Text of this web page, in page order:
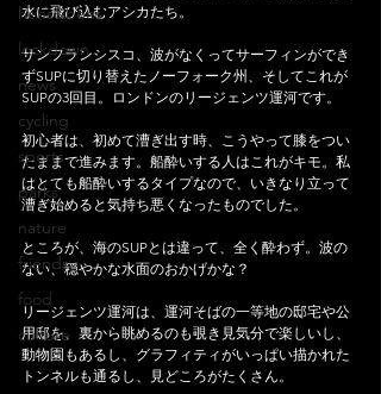
hens&bees
lockdown
news
cycling
sports
parks
nature
friends
food
culture
水に飛び込むアシカたち。
サンフランシスコ、波がなくってサーフィンができ
ずSUPに切り替えたノーフォーク州、そしてこれが
SUPの3回目。ロンドンのリージェンツ運河です。
初心者は、初めて漕ぎ出す時、こうやって膝をつい
たままで進みます。船酔いする人はこれがキモ。私
はとても船酔いするタイプなので、いきなり立って
漕ぎ始めると気持ち悪くなったものでした。
ところが、海のSUPとは違って、全く酔わず。波の
ない、穏やかな水面のおかげかな？
リージェンツ運河は、運河そばの一等地の邸宅や公
用邸を、裏から眺めるのも覗き見気分で楽しいし、
動物園もあるし、グラフィティがいっぱい描かれた
トンネルも通るし、見どころがたくさん。